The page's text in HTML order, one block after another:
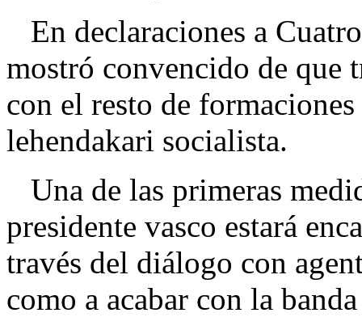
En declaraciones a
mostró convencido de que
con el resto de
lehendakari socialista.
Una de las primeras
presidente vasco estará
través del diálogo con
como a acabar con la